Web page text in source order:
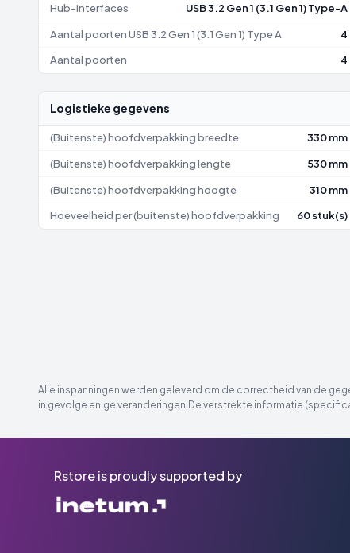
Hub-interfaces USB 3.2 Gen 1 (3.1 Gen 1) Type-A
Aantal poorten USB 3.2 Gen 1 (3.1 Gen 1) Type A 4
Aantal poorten 4
Logistieke gegevens
(Buitenste) hoofdverpakking breedte 330 mm
(Buitenste) hoofdverpakking lengte 530 mm
(Buitenste) hoofdverpakking hoogte 310 mm
Hoeveelheid per (buitenste) hoofdverpakking 60 stuk(s)
Alle inspanningen werden geleverd om de correctheid van de
in gevolge enige veranderingen.De verstrekte informatie
Rstore is proudly supported by